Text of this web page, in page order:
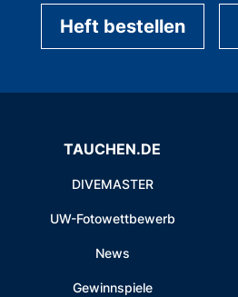
Heft bestellen
TAUCHEN.DE
DIVEMASTER
UW-Fotowettbewerb
News
Gewinnspiele